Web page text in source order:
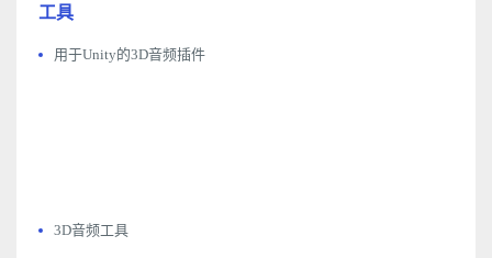
工具
用于Unity的3D音频插件
3D音频工具